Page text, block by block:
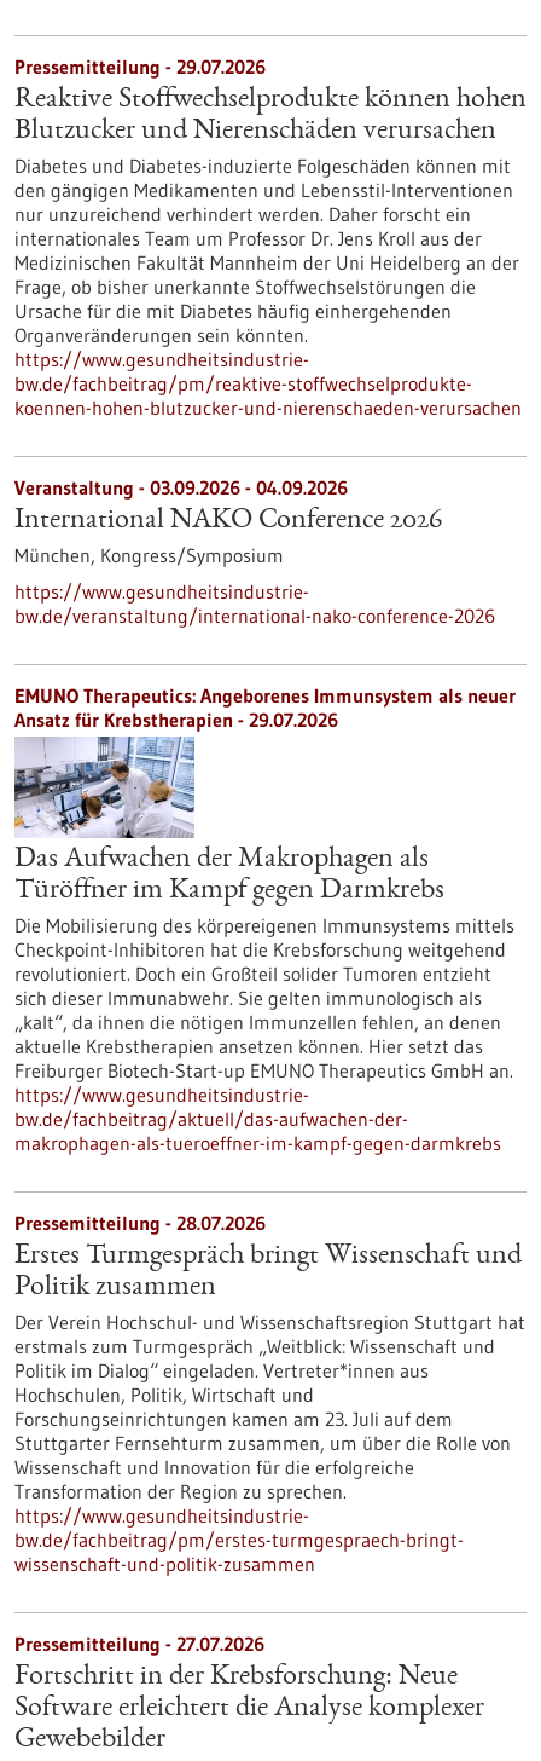
Pressemitteilung - 29.07.2026
Reaktive Stoffwechselprodukte können hohen
Blutzucker und Nierenschäden verursachen
Diabetes und Diabetes-induzierte Folgeschäden können mit
den gängigen Medikamenten und Lebensstil-Interventionen
nur unzureichend verhindert werden. Daher forscht ein
internationales Team um Professor Dr. Jens Kroll aus der
Medizinischen Fakultät Mannheim der Uni Heidelberg an der
Frage, ob bisher unerkannte Stoffwechselstörungen die
Ursache für die mit Diabetes häufig einhergehenden
Organveränderungen sein könnten.
https://www.gesundheitsindustrie-
bw.de/fachbeitrag/pm/reaktive-stoffwechselprodukte-
koennen-hohen-blutzucker-und-nierenschaeden-verursachen
Veranstaltung - 03.09.2026 - 04.09.2026
International NAKO Conference 2026
München, Kongress/Symposium
https://www.gesundheitsindustrie-
bw.de/veranstaltung/international-nako-conference-2026
EMUNO Therapeutics: Angeborenes Immunsystem als neuer
Ansatz für Krebstherapien - 29.07.2026
Das Aufwachen der Makrophagen als
Türöffner im Kampf gegen Darmkrebs
Die Mobilisierung des körpereigenen Immunsystems mittels
Checkpoint-Inhibitoren hat die Krebsforschung weitgehend
revolutioniert. Doch ein Großteil solider Tumoren entzieht
sich dieser Immunabwehr. Sie gelten immunologisch als
„kalt“, da ihnen die nötigen Immunzellen fehlen, an denen
aktuelle Krebstherapien ansetzen können. Hier setzt das
Freiburger Biotech-Start-up EMUNO Therapeutics GmbH an.
https://www.gesundheitsindustrie-
bw.de/fachbeitrag/aktuell/das-aufwachen-der-
makrophagen-als-tueroeffner-im-kampf-gegen-darmkrebs
Pressemitteilung - 28.07.2026
Erstes Turmgespräch bringt Wissenschaft und
Politik zusammen
Der Verein Hochschul- und Wissenschaftsregion Stuttgart hat
erstmals zum Turmgespräch „Weitblick: Wissenschaft und
Politik im Dialog“ eingeladen. Vertreter*innen aus
Hochschulen, Politik, Wirtschaft und
Forschungseinrichtungen kamen am 23. Juli auf dem
Stuttgarter Fernsehturm zusammen, um über die Rolle von
Wissenschaft und Innovation für die erfolgreiche
Transformation der Region zu sprechen.
https://www.gesundheitsindustrie-
bw.de/fachbeitrag/pm/erstes-turmgespraech-bringt-
wissenschaft-und-politik-zusammen
Pressemitteilung - 27.07.2026
Fortschritt in der Krebsforschung: Neue
Software erleichtert die Analyse komplexer
Gewebebilder